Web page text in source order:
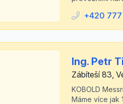
+420
Ing. Petr
Zábíteší 83,
KOBOLD
Máme více jak